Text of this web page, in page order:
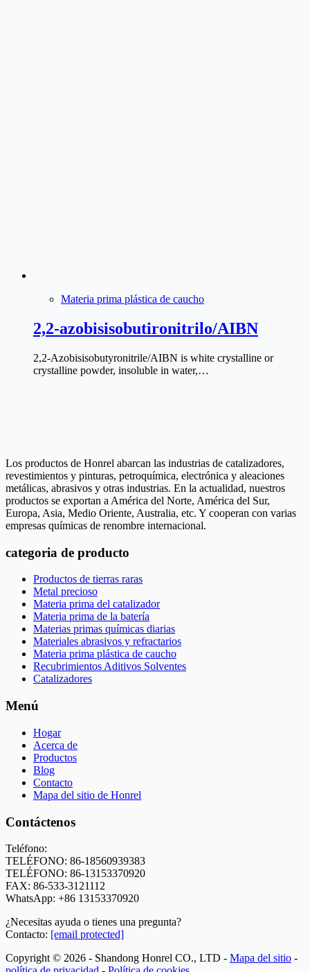
Materia prima plástica de caucho
2,2-azobisisobutironitrilo/AIBN
2,2-Azobisisobutyronitrile/AIBN is white crystalline or
crystalline powder, insoluble in water,…
Los productos de Honrel abarcan las industrias de catalizadores,
revestimientos y pinturas, petroquímica, electrónica y aleaciones
metálicas, abrasivos y otras industrias. En la actualidad, nuestros
productos se exportan a América del Norte, América del Sur,
Europa, Asia, Medio Oriente, Australia, etc. Y cooperan con varias
empresas químicas de renombre internacional.
categoria de producto
Productos de tierras raras
Metal precioso
Materia prima del catalizador
Materia prima de la batería
Materias primas químicas diarias
Materiales abrasivos y refractarios
Materia prima plástica de caucho
Recubrimientos Aditivos Solventes
Catalizadores
Menú
Hogar
Acerca de
Productos
Blog
Contacto
Mapa del sitio de Honrel
Contáctenos
Teléfono:
TELÉFONO: 86-18560939383
TELÉFONO: 86-13153370920
FAX: 86-533-3121112
WhatsApp: +86 13153370920
¿Necesitas ayuda o tienes una pregunta?
Contacto: [email protected]
Copyright © 2026 - Shandong Honrel CO., LTD - Mapa del sitio -